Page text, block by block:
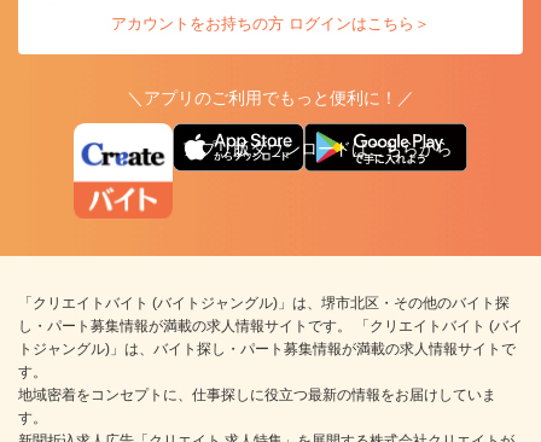
アカウントをお持ちの方 ログインはこちら＞
＼アプリのご利用でもっと便利に！／
アプリ版ダウンロードはこちらから
「クリエイトバイト (バイトジャングル)」は、堺市北区・その他のバイト探
し・パート募集情報が満載の求人情報サイトです。 「クリエイトバイト (バイ
トジャングル)」は、バイト探し・パート募集情報が満載の求人情報サイトで
す。
地域密着をコンセプトに、仕事探しに役立つ最新の情報をお届けしていま
す。